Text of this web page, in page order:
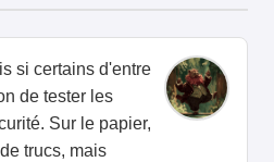
si certains d'entre
de tester les
Sur le papier,
trucs, mais